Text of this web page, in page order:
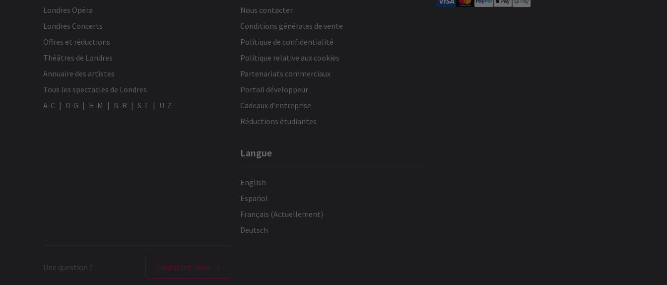
Londres Opéra
Londres Concerts
Offres et réductions
Théâtres de Londres
Annuaire des artistes
Tous les spectacles de Londres
A-C
D-G H-M N-R S-T U-Z
Nous contacter
Conditions générales de vente
Politique de confidentialité
Politique relative aux cookies
Partenariats commerciaux
Portail développeur
Cadeaux d'entreprise
Réductions étudiantes
Langue
English
Español
Français (Actuellement)
Deutsch
Une question ? Contactez-nous